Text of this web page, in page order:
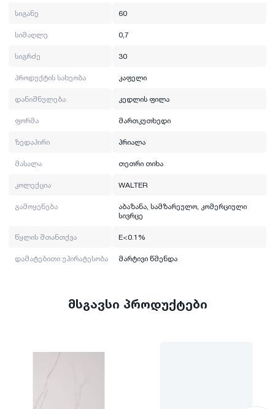
Standart: EN 14411:2016
იმპორტიორი: შპს ნოვა
სიგანე 60
სიმაღლე 0,7
სიგრძე 30
პროდუქტის სახეობა კაფელი
დანიშნულება კედლის ფილა
ფორმა მართკუთხედი
ზედაპირი პრიალა
მასალა თეთრი თიხა
კოლექცია WALTER
გამოყენება
აბაზანა, სამზარეულო, კომერციული
სივრცე
წყლის შთანთქვა E<0.1%
დამატებითი უპირატესობა მარტივი წმენდა
მსგავსი პროდუქტები